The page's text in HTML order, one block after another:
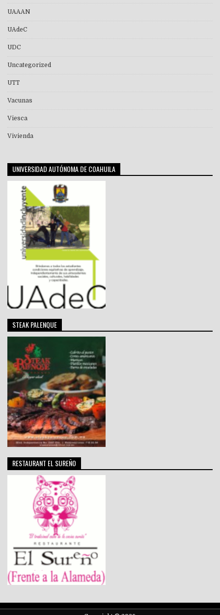
UAAAN
UAdeC
UDC
Uncategorized
UTT
Vacunas
Viesca
Vivienda
UNIVERSIDAD AUTÓNOMA DE COAHUILA
STEAK PALENQUE
RESTAURANT EL SUREÑO